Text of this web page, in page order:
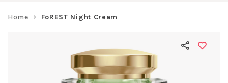
Home FoREST Night Cream